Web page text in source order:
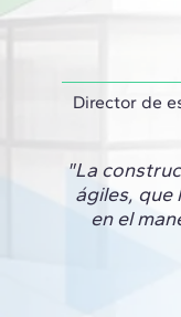
Director de
"La
ágiles, que
en el